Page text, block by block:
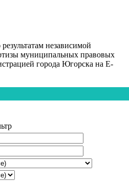
независимой
муниципальных правовых
города Югорска на E-